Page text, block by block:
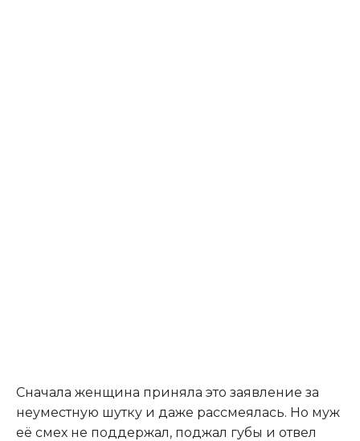
Сначала женщина приняла это заявление за
неуместную шутку и даже рассмеялась. Но муж
её смех не поддержал, поджал губы и отвел